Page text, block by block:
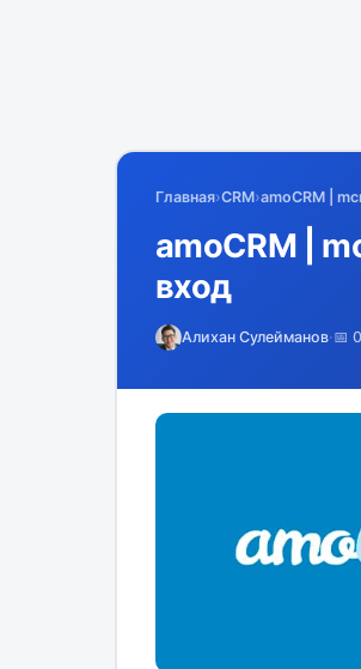
Главная›CRM›amoCRM |
amoCRM |
вход
Алихан Сулейманов·📅